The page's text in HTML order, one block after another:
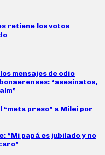
retiene los votos
mensajes de odio
“asesinatos,
preso” a Milei por
“Mi papá es jubilado y no